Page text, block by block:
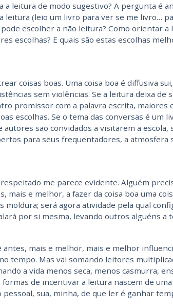
a leitura de modo sugestivo? A pergunta é
leitura (leio um livro para ver se me livro…
escolher a não leitura? Como orientar a
escolhas? E quais são estas escolhas
coisas boas. Uma coisa boa é diffusiva
sem violências. Se a leitura deixa de
promissor com a palavra escrita, maiores
escolhas. Se o tema das conversas é um
autores são convidados a visitarem a escola,
para seus frequentadores, a atmosfera
me parece evidente. Alguém
mais e melhor, a fazer da coisa boa uma
moldura; será agora atividade pela qual
por si mesma, levando outros alguéns a
antes, mais e melhor, mais e melhor
tempo. Mas vai somando leitores
a vida menos seca, menos casmurra,
de incentivar a leitura nascem de
pessoal, sua, minha, de que ler é ganhar